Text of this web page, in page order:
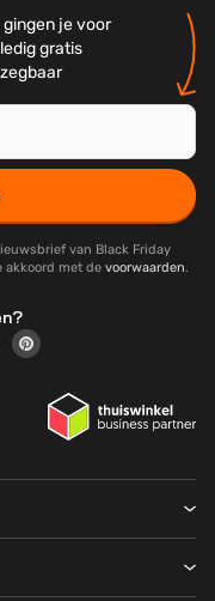
je voor
gratis
van Black Friday
akkoord met de voorwaarden.